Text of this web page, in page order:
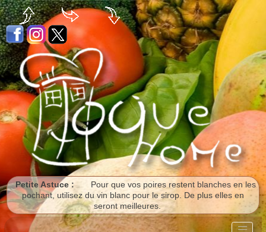
Petite Astuce :
Pour que vos poires restent blanches en les
pochant, utilisez du vin blanc pour le sirop. De plus elles en
seront meilleures.
Panneau de gestion des cookies